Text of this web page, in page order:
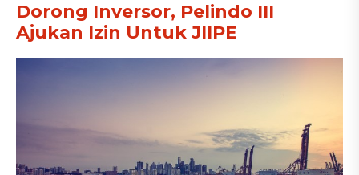
Dorong Inversor, Pelindo III
Ajukan Izin Untuk JIIPE